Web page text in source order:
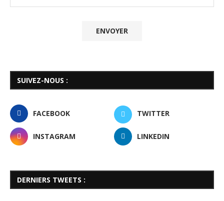
SUIVEZ-NOUS :
FACEBOOK TWITTER
INSTAGRAM LINKEDIN
DERNIERS TWEETS :